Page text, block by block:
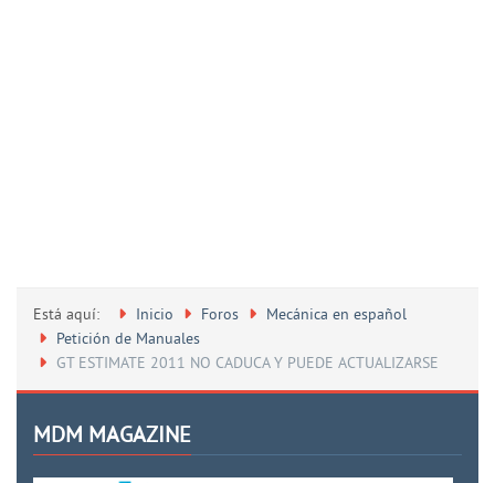
Está aquí: Inicio Foros
Mecánica en español
Petición de Manuales
GT ESTIMATE 2011 NO CADUCA Y PUEDE ACTUALIZARSE
MDM MAGAZINE